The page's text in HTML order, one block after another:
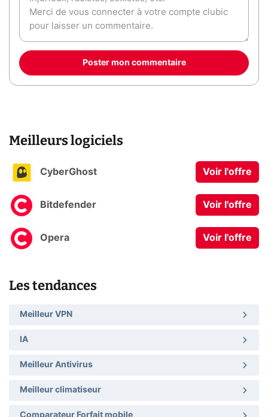
Poster mon commentaire
Meilleurs logiciels
CyberGhost Voir l'offre
Bitdefender Voir l'offre
Opera Voir l'offre
Les tendances
Meilleur VPN
IA
Meilleur Antivirus
Meilleur climatiseur